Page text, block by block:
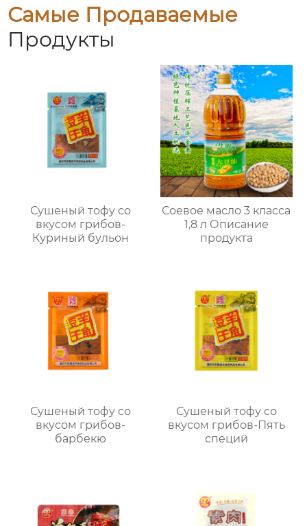
Самые Продаваемые
Продукты
Сушеный тофу со
вкусом грибов-
Куриный бульон
Соевое масло 3 класса
1,8 л Описание
продукта
Сушеный тофу со
вкусом грибов-
барбекю
Сушеный тофу со
вкусом грибов-Пять
специй